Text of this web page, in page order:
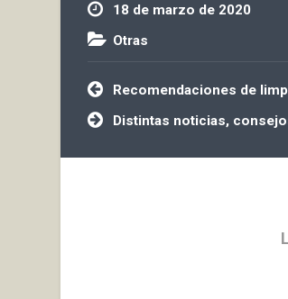
18 de marzo de 2020
Otras
Navegación
de
entradas
Recomendaciones de
Distintas noticias,